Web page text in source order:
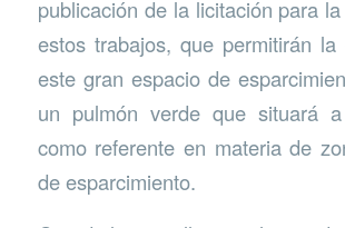
publicación de la licitación para
estos trabajos, que permitirán la
este gran espacio de
un pulmón verde que situará
como referente en materia de
de esparcimiento.